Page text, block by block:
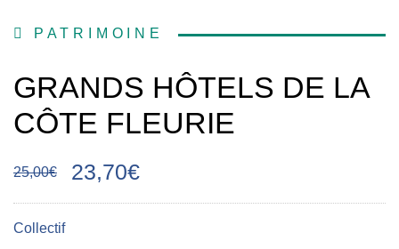
PATRIMOINE
GRANDS HÔTELS DE LA
CÔTE FLEURIE
25,00€ 23,70€
Collectif